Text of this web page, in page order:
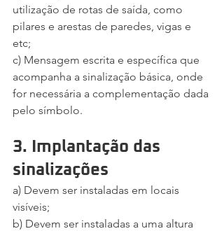
utilização de rotas de saída, como
pilares e arestas de paredes, vigas e
etc;
c) Mensagem escrita e específica que
acompanha a sinalização básica, onde
for necessária a complementação dada
pelo símbolo.
3. Implantação das
sinalizações
a) Devem ser instaladas em locais
visíveis;
b) Devem ser instaladas a uma altura